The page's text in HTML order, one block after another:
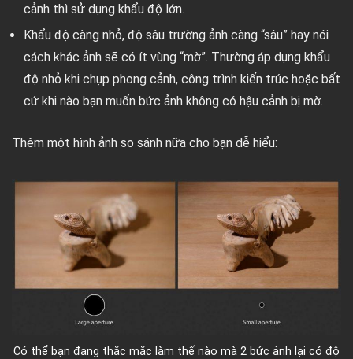
cảnh thì sử dụng khẩu độ lớn.
Khẩu độ càng nhỏ, độ sâu trường ảnh càng “sâu” hay nói
cách khác ảnh sẽ có ít vùng “mờ”. Thường áp dụng khẩu
độ nhỏ khi chụp phong cảnh, công trình kiến trúc hoặc bất
cứ khi nào bạn muốn bức ảnh không có hậu cảnh bị mờ.
Thêm một hình ảnh so sánh nữa cho bạn dễ hiểu:
Có thể bạn đang thắc mắc làm thế nào mà 2 bức ảnh lại có độ